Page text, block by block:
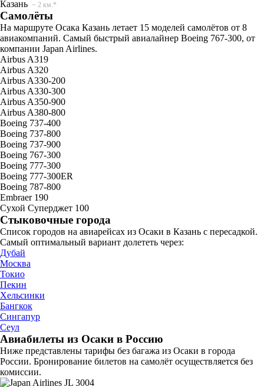
Казань ~ 2 км.*
Самолёты
На маршруте Осака Казань летает 15 моделей самолётов от 8
авиакомпаний. Самый быстрый авиалайнер Boeing 767-300, от
компании Japan Airlines.
Airbus A319
Airbus A320
Airbus A330-200
Airbus A330-300
Airbus A350-900
Airbus A380-800
Boeing 737-400
Boeing 737-800
Boeing 737-900
Boeing 767-300
Boeing 777-300
Boeing 777-300ER
Boeing 787-800
Embraer 190
Сухой Суперджет 100
Стыковочные города
Список городов на авиарейсах из Осаки в Казань с пересадкой.
Самый оптимальный вариант долететь через:
Дубай
Москва
Токио
Пекин
Хельсинки
Бангкок
Сингапур
Сеул
Авиабилеты из Осаки в Россию
Ниже представлены тарифы без багажа из Осаки в города
России. Бронирование билетов на самолёт осуществляется без
комиссии.